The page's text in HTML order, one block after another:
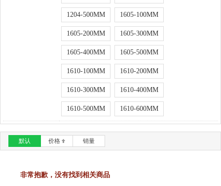
1204-500MM 1605-100MM
1605-200MM 1605-300MM
1605-400MM 1605-500MM
1610-100MM 1610-200MM
1610-300MM 1610-400MM
1610-500MM 1610-600MM
默认 价格 销量
非常抱歉，没有找到相关商品